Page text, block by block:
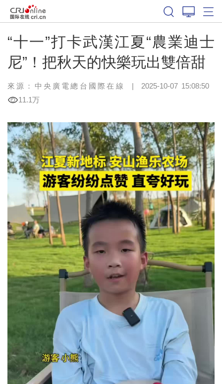
“十一”打卡武漢江夏“農業迪士
尼”！把秋天的快樂玩出雙倍甜
來源：中央廣電總台國際在線 | 2025-10-07 15:08:50
11.1万